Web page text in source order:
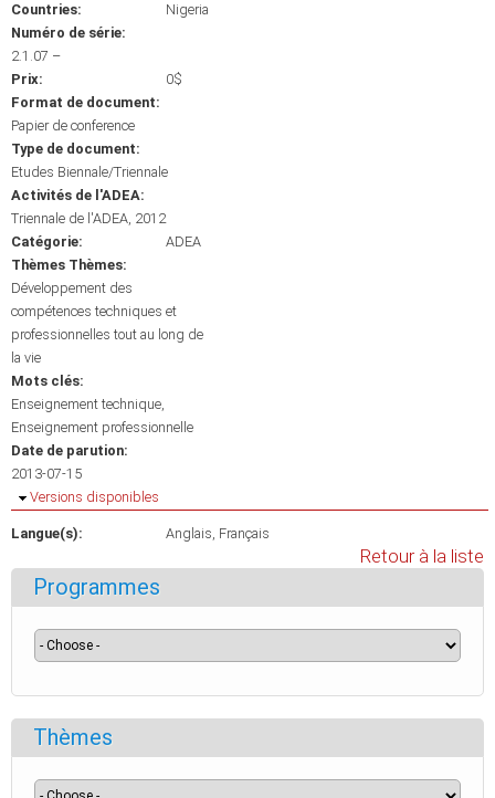
Countries:
Nigeria
Numéro de série:
2.1.07 –
Prix:
0$
Format de document:
Papier de conference
Type de document:
Etudes Biennale/Triennale
Activités de l'ADEA:
Triennale de l'ADEA, 2012
Catégorie:
ADEA
Thèmes Thèmes:
Développement des
compétences techniques et
professionnelles tout au long de
la vie
Mots clés:
Enseignement technique
Enseignement professionnelle
Date de parution:
2013-07-15
Masquer
Versions disponibles
Langue(s): Anglais Français
Retour à la liste
Programmes
Thèmes